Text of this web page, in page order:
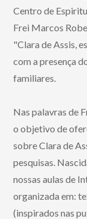
Centro de
Frei Marcos
"Clara de Assis,
com a presença
familiares.
Nas palavras de
o objetivo de
sobre Clara de
pesquisas.
nossas aulas de
organizada em:
(inspirados nas